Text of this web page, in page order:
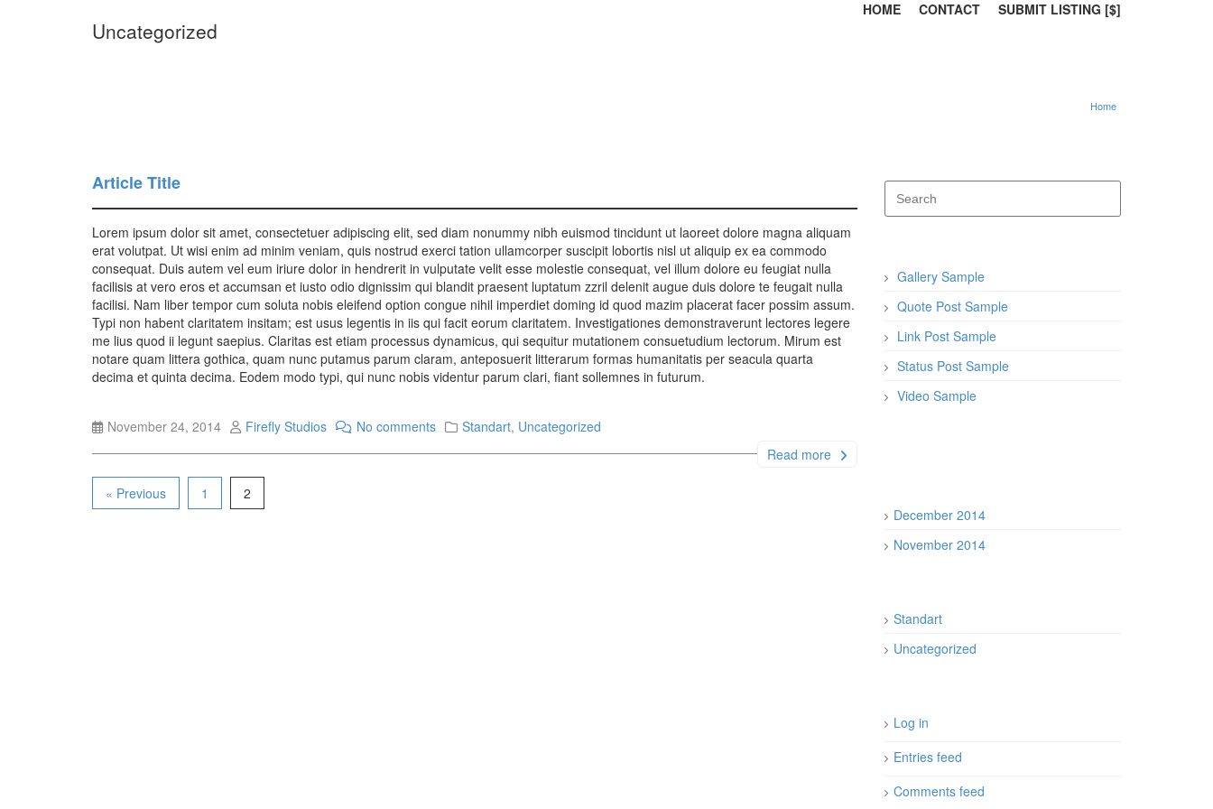
HOME CONTACT SUBMIT LISTING [$]
Uncategorized
Home
Article Title
Lorem ipsum dolor sit amet, consectetuer adipiscing elit, sed diam nonummy nibh euismod tincidunt ut laoreet dolore magna aliquam
erat volutpat. Ut wisi enim ad minim veniam, quis nostrud exerci tation ullamcorper suscipit lobortis nisl ut aliquip ex ea commodo
consequat. Duis autem vel eum iriure dolor in hendrerit in vulputate velit esse molestie consequat, vel illum dolore eu feugiat nulla
facilisis at vero eros et accumsan et iusto odio dignissim qui blandit praesent luptatum zzril delenit augue duis dolore te feugait nulla
facilisi. Nam liber tempor cum soluta nobis eleifend option congue nihil imperdiet doming id quod mazim placerat facer possim assum.
Typi non habent claritatem insitam; est usus legentis in iis qui facit eorum claritatem. Investigationes demonstraverunt lectores legere
me lius quod ii legunt saepius. Claritas est etiam processus dynamicus, qui sequitur mutationem consuetudium lectorum. Mirum est
notare quam littera gothica, quam nunc putamus parum claram, anteposuerit litterarum formas humanitatis per seacula quarta
decima et quinta decima. Eodem modo typi, qui nunc nobis videntur parum clari, fiant sollemnes in futurum.
November 24, 2014 Firefly Studios No comments Standart, Uncategorized
Read more
« Previous 1 2
Gallery Sample
Quote Post Sample
Link Post Sample
Status Post Sample
Video Sample
December 2014
November 2014
Standart
Uncategorized
Log in
Entries feed
Comments feed